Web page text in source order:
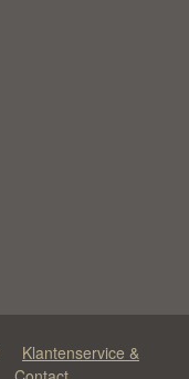
Klantenservice &